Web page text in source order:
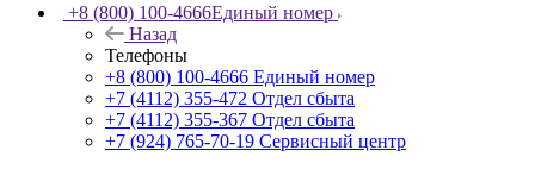
+8 (800) 100-4666Единый номер
Назад
Телефоны
+8 (800) 100-4666 Единый номер
+7 (4112) 355-472 Отдел сбыта
+7 (4112) 355-367 Отдел сбыта
+7 (924) 765-70-19 Сервисный центр